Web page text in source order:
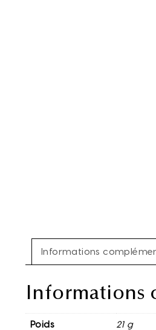
Informations
Informations
Poids 21 g